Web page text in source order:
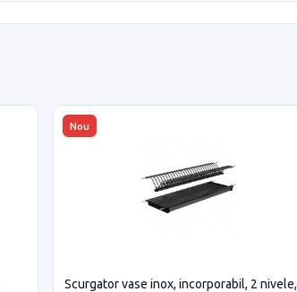
Nou
Scurgator vase inox, incorporabil, 2 nivele,